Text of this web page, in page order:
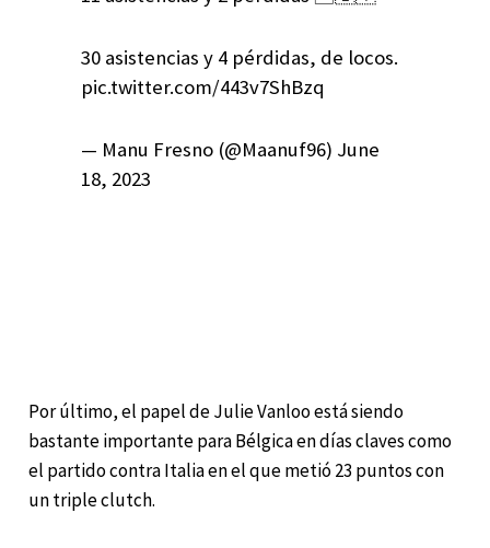
30 asistencias y 4 pérdidas, de locos.
pic.twitter.com/443v7ShBzq
— Manu Fresno (@Maanuf96) June
18, 2023
Por último, el papel de Julie Vanloo está siendo
bastante importante para Bélgica en días claves como
el partido contra Italia en el que metió 23 puntos con
un triple clutch.